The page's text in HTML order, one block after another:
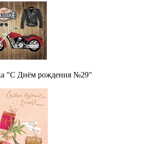
"С Днём рождения №29"